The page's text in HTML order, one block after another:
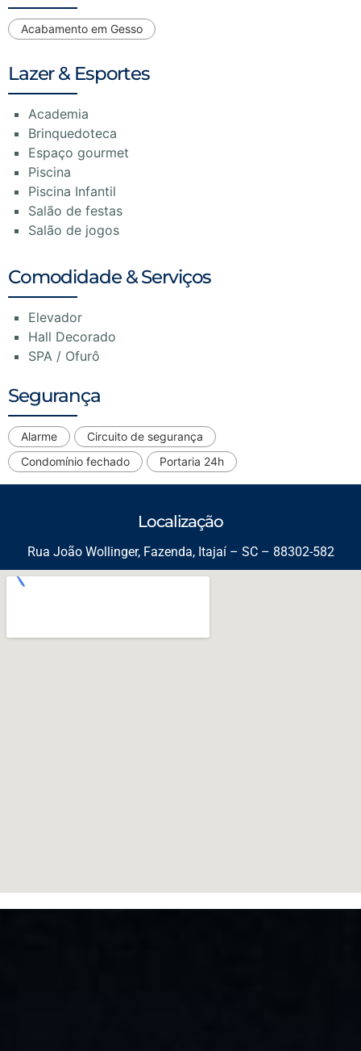
Acabamento em Gesso
Lazer & Esportes
Academia
Brinquedoteca
Espaço gourmet
Piscina
Piscina Infantil
Salão de festas
Salão de jogos
Comodidade & Serviços
Elevador
Hall Decorado
SPA / Ofurô
Segurança
Alarme
Circuito de segurança
Condomínio fechado
Portaria 24h
Localização
Rua João Wollinger, Fazenda, Itajaí – SC – 88302-582